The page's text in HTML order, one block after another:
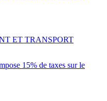
15% de taxes sur le
ET TRANSPORT